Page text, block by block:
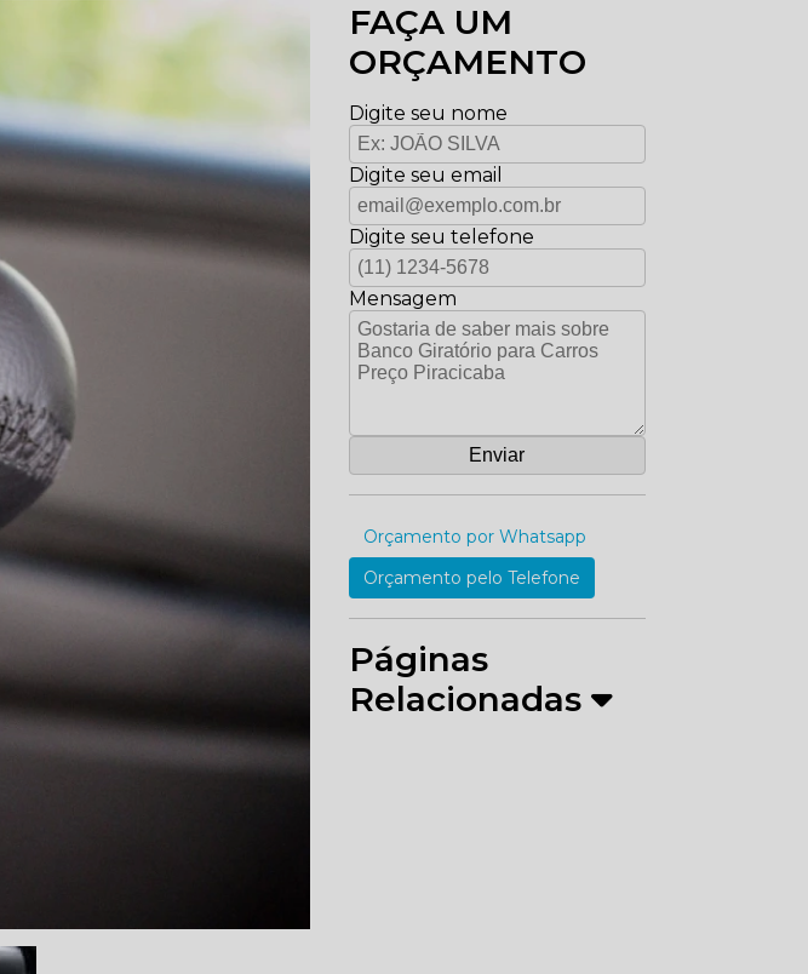
FAÇA UM
ORÇAMENTO
Digite seu nome
Digite seu email
Digite seu telefone
Mensagem
Orçamento por Whatsapp
Orçamento pelo Telefone
Páginas
Relacionadas